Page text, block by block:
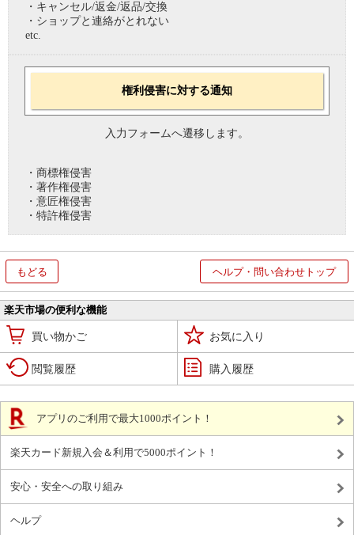
・キャンセル/返金/返品/交換
・ショップと連絡がとれない
etc.
権利侵害に対する通知
入力フォームへ遷移します。
・商標権侵害
・著作権侵害
・意匠権侵害
・特許権侵害
もどる ヘルプ・問い合わせトップ
楽天市場の便利な機能
買い物かご お気に入り
閲覧履歴 購入履歴
アプリのご利用で最大1000ポイント！
楽天カード新規入会＆利用で5000ポイント！
安心・安全への取り組み
ヘルプ